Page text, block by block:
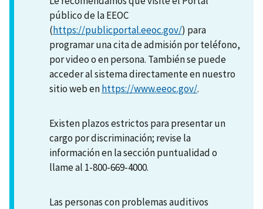
público de la EEOC
(https://publicportal.eeoc.gov/) para
programar una cita de admisión por teléfono,
por video o en persona. También se puede
acceder al sistema directamente en nuestro
sitio web enhttps://www.eeoc.gov/.
Existen plazos estrictos para presentar un
cargo por discriminación; revise la
información en la sección puntualidad o
llame al 1-800-669-4000.
Las personas con problemas auditivos